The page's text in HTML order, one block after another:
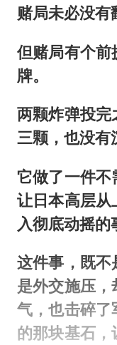
赌局未必没有
但赌局有个
牌。
两颗炸弹投
三颗，也没有
它做了一件不
让日本高层
入彻底动摇的
这件事，既
是外交施压
气，也击碎
的那块基石